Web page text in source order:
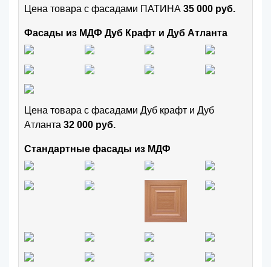
Цена товара с фасадами ПАТИНА 35 000 руб.
Фасады из МДФ Дуб Крафт и Дуб Атланта
Цена товара с фасадами Дуб крафт и Дуб
Атланта 32 000 руб.
Стандартные фасады из МДФ